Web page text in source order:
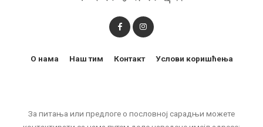
За питања или предлоге о пословној сарадњи можете
О нама Наш тим Контакт Услови коришћења